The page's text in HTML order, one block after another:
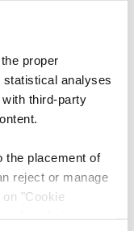
proper
analyses
third-party
the placement of
reject or manage
"Cookie
sécurité